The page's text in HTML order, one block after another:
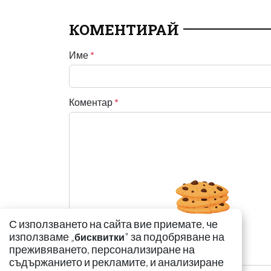
КОМЕНТИРАЙ
Име *
Коментар *
С използването на сайта вие приемате, че
използваме „бисквитки" за подобряване на
преживяването, персонализиране на
съдържанието и рекламите, и анализиране